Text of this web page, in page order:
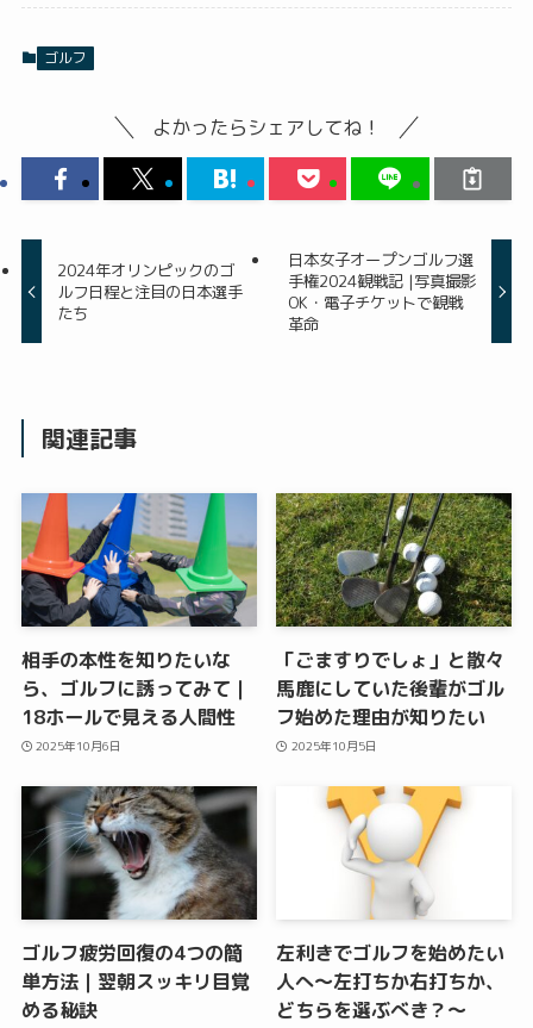
ゴルフ
よかったらシェアしてね！
2024年オリンピックのゴ
ルフ日程と注目の日本選手
たち
日本女子オープンゴルフ選
手権2024観戦記 |写真撮影
OK・電子チケットで観戦
革命
関連記事
相手の本性を知りたいな
ら、ゴルフに誘ってみて｜
18ホールで見える人間性
2025年10月6日
「ごますりでしょ」と散々
馬鹿にしていた後輩がゴル
フ始めた理由が知りたい
2025年10月5日
ゴルフ疲労回復の4つの簡
単方法｜翌朝スッキリ目覚
める秘訣
左利きでゴルフを始めたい
人へ〜左打ちか右打ちか、
どちらを選ぶべき？〜